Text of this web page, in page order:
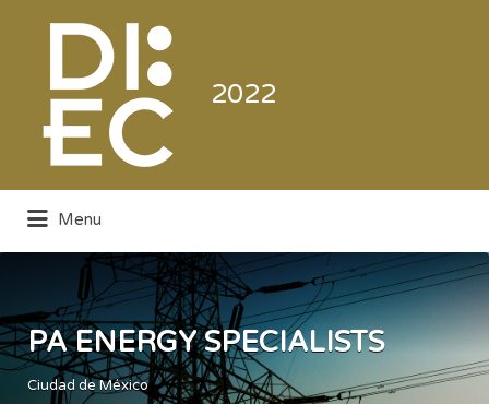
2022
Electrónica de Consumo y Comercial
Buscar
Menu
PA ENERGY SPECIALISTS
Ciudad de México